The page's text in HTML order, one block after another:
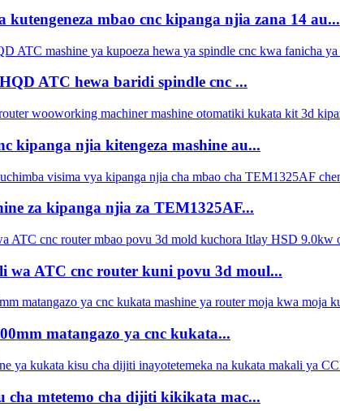
kutengeneza mbao cnc kipanga njia zana 14 au...
ATC hewa baridi spindle cnc ...
kipanga njia kitengeza mashine au...
za kipanga njia za TEM1325AF...
wa ATC cnc router kuni povu 3d moul...
matangazo ya cnc kukata...
cha mtetemo cha dijiti kikikata mac...